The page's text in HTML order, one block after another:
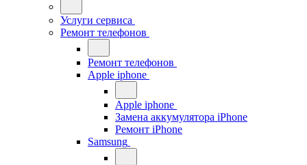
Услуги сервиса
Ремонт телефонов
Ремонт телефонов
Apple iphone
Apple iphone
Замена аккумулятора iPhone
Ремонт iPhone
Samsung